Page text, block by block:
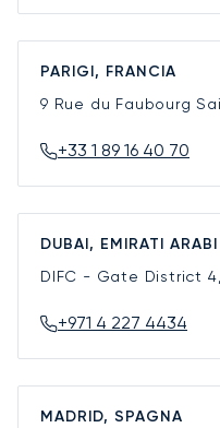
PARIGI, FRANCIA
9 Rue du Faubourg
+33 1 89 16 40 70
DUBAI, EMIRATI
DIFC - Gate District
+971 4 227 4434
MADRID, SPAGNA